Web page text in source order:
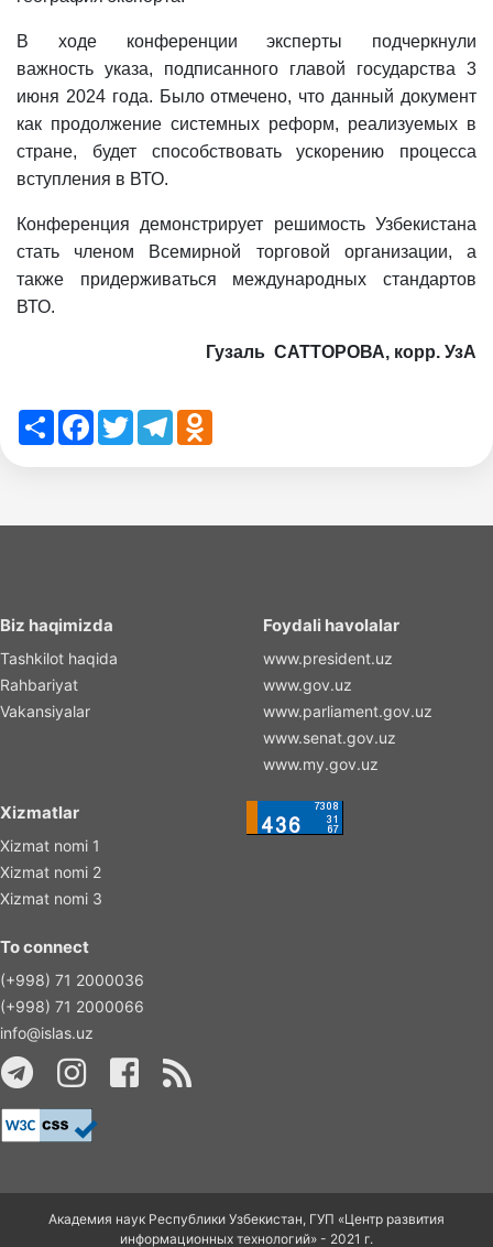
В ходе конференции эксперты подчеркнули
важность указа, подписанного главой государства 3
июня 2024 года. Было отмечено, что данный документ
как продолжение системных реформ, реализуемых в
стране, будет способствовать ускорению процесса
вступления в ВТО.
Конференция демонстрирует решимость Узбекистана
стать членом Всемирной торговой организации, а
также придерживаться международных стандартов
ВТО.
Гузаль САТТОРОВА, корр. УзА
ShareFacebook
TwitterTelegramOdnoklassniki
Biz haqimizda
Tashkilot haqida
Rahbariyat
Vakansiyalar
Foydali havolalar
www.president.uz
www.gov.uz
www.parliament.gov.uz
www.senat.gov.uz
www.my.gov.uz
Xizmatlar
Xizmat nomi 1
Xizmat nomi 2
Xizmat nomi 3
To connect
(+998) 71 2000036
(+998) 71 2000066
info@islas.uz
Академия наук Республики Узбекистан, ГУП «Центр развития
информационных технологий» - 2021 г.